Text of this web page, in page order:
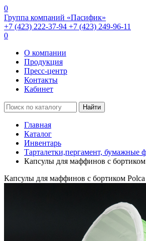
0
Группа компаний «Пасифик»
+7 (423) 222-37-94 +7 (423) 249-96-11
0
О компании
Продукция
Пресс-центр
Контакты
Кабинет
Найти
Главная
Каталог
Инвентарь
Тарталетки,пергамент, бумажные
Капсулы для маффинов с
Капсулы для маффинов с бортиком